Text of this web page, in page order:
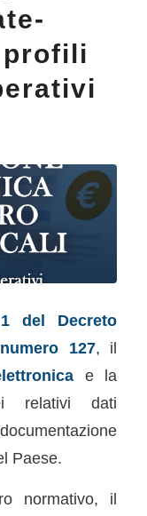
del Decreto
127, il
e la
relativi dati
Paese.
normativo, il